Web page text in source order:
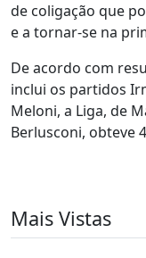
de coligação que
e a tornar-se na
De acordo com
inclui os partidos
Meloni, a Liga, de
Berlusconi, obteve
Mais Vistas